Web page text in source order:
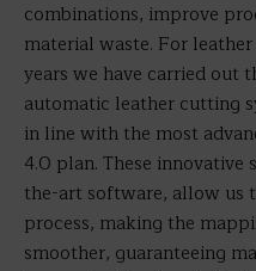
combinations, improve
material waste. For
years we have carried
automatic leather cutting
in line with the most
4.0 plan. These
the-art software, allow us
process, making the
smoother, guaranteeing